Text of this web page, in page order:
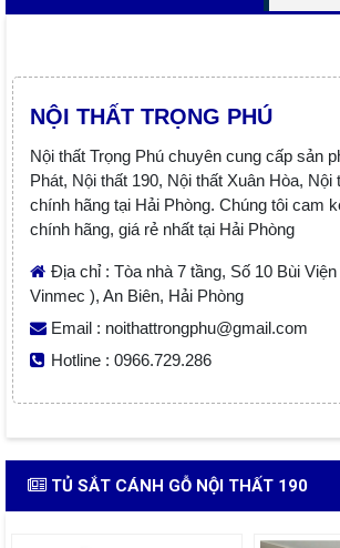
NỘI THẤT TRỌNG PHÚ
Nội thất Trọng Phú chuyên cung cấp sản
Phát, Nội thất 190, Nội thất Xuân Hòa, Nội
chính hãng tại Hải Phòng. Chúng tôi cam
chính hãng, giá rẻ nhất tại Hải Phòng
Địa chỉ : Tòa nhà 7 tầng, Số 10 Bùi
Vinmec ), An Biên, Hải Phòng
Email : noithattrongphu@gmail.com
Hotline : 0966.729.286
TỦ SẮT CÁNH GỖ NỘI THẤT 190